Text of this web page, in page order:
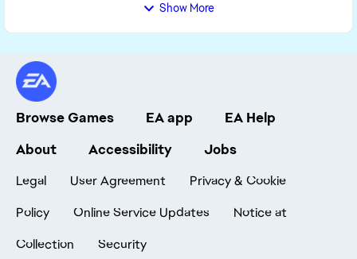
Show More
Browse Games EA app
EA Help
About
Accessibility Jobs
Legal User Agreement
Privacy & Cookie
Policy
Online Service Updates
Notice at
Collection
Security